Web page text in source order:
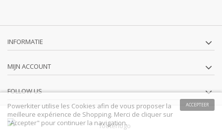
INFORMATIE
MIJN ACCOUNT
FOLLOW US
ACCEPTEER
Powerkiter utilise les Cookies afin de vous proposer la
meilleure expérience de Shopping. Merci de cliquer sur
"Accepter" pour continuer la navigation.